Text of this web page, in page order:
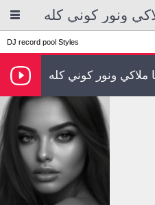
ونور كوني كله
DJ record pool Styles